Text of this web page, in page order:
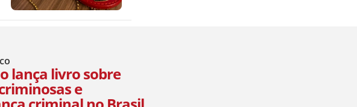
lança livro sobre
e